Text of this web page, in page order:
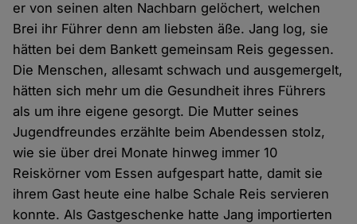
er von seinen alten Nachbarn gelöchert, welchen
Brei ihr Führer denn am liebsten äße. Jang log, sie
hätten bei dem Bankett gemeinsam Reis gegessen.
Die Menschen, allesamt schwach und ausgemergelt,
hätten sich mehr um die Gesundheit ihres Führers
als um ihre eigene gesorgt. Die Mutter seines
Jugendfreundes erzählte beim Abendessen stolz,
wie sie über drei Monate hinweg immer 10
Reiskörner vom Essen aufgespart hatte, damit sie
ihrem Gast heute eine halbe Schale Reis servieren
konnte. Als Gastgeschenke hatte Jang importierten